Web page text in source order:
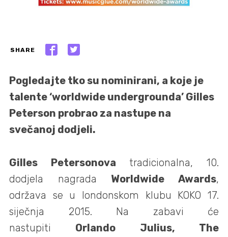
SHARE
Pogledajte tko su nominirani, a koje je
talente ‘worldwide undergrounda’ Gilles
Peterson probrao za nastupe na
svečanoj dodjeli.
Gilles Petersonova tradicionalna, 10.
dodjela nagrada Worldwide Awards,
održava se u londonskom klubu KOKO 17.
siječnja 2015. Na zabavi će
nastupiti Orlando Julius, The